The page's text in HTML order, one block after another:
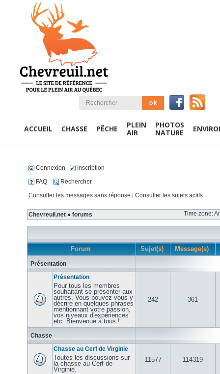
ACCUEIL CHASSE PÊCHE
PLEIN
AIR
PHOTOS
NATURE
Connexion
Inscription
FAQ
Rechercher
Consulter les messages sans réponse | Consulter les sujets actifs
Chevreuil.net » forums Time zone:
Forum Sujet(s) Message(s)
Présentation
Présentation
Pour tous les membres
souhaitant se présenter aux
autres, Vous pouvez vous y
décrire en quelques phrases
mentionnant votre passion,
vos niveaux d'expériences
etc. Bienvenue à tous !
242 361
Chasse
Chasse au Cerf de Virginie
Toutes les discussions sur
la chasse au Cerf de
Virginie.
11577 114319